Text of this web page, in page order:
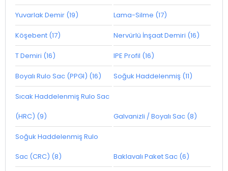
Yuvarlak Demir (19) Lama-Silme (17)
Köşebent (17) Nervürlü İnşaat Demiri (16)
T Demiri (16) IPE Profil (16)
Boyalı Rulo Sac (PPGI) (16) Soğuk Haddelenmiş (11)
Sıcak Haddelenmiş Rulo Sac
(HRC) (9) Galvanizli / Boyalı Sac (8)
Soğuk Haddelenmiş Rulo
Sac (CRC) (8) Baklavalı Paket Sac (6)